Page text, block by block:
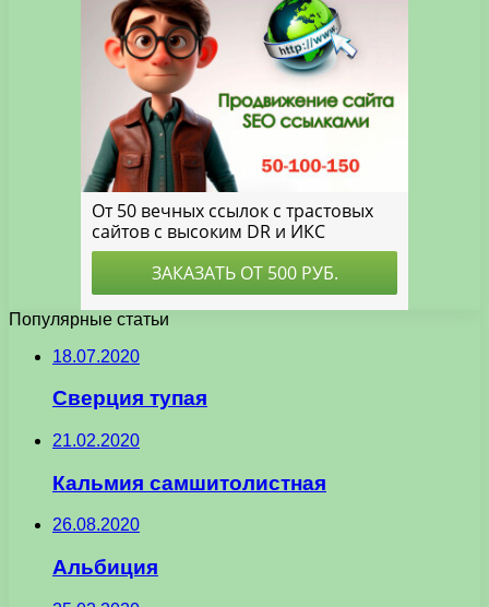
Популярные статьи
18.07.2020
Сверция тупая
21.02.2020
Кальмия самшитолистная
26.08.2020
Альбиция